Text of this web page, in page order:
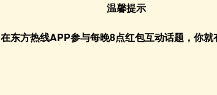
温馨提示
在东方热线APP参与每晚8点红包互动话题，你就